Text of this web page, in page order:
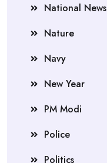
National News
Nature
Navy
New Year
PM Modi
Police
Politics